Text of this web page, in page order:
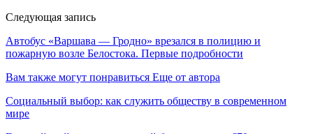
Следующая запись
Автобус «Варшава — Гродно» врезался в полицию и
пожарную возле Белостока. Первые подробности
Вам также могут понравиться Еще от автора
Социальный выбор: как служить обществу в современном
мире